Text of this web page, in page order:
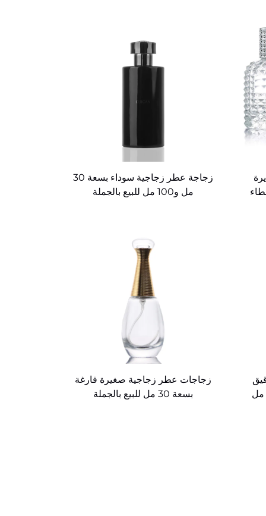
زجاجة عطر زجاجية سوداء بسعة 30
مل و100 مل للبيع بالجملة
حسب الطلب بسعة 30 مل و50 مل
زجاجات عطر زجاجية صغيرة فارغة
بسعة 30 مل للبيع بالجملة